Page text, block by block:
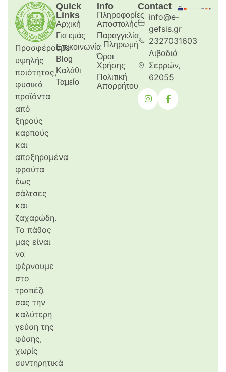
Προσφέρουμε
υψηλής
ποιότητας,
φυσικά
προϊόντα
από
ξηρούς
καρπούς
και
αποξηραμένα
φρούτα
έως
σάλτσες
και
ζαχαρώδη.
Το πάθος
μας είναι
να
φέρνουμε
στο
τραπέζι
σας την
καλύτερη
γεύση της
φύσης,
χωρίς
συντηρητικά
Quick
Links
Αρχική
Για εμάς
Επικοινωνία
Blog
Καλάθι
Ταμείο
Info
Πληροφορίες
Aποστολής
Παραγγελία
– Πληρωμή
Όροι
Χρήσης
Πολιτική
Απορρήτου
Contact
info@e-
gefsis.gr
2327031603
Λιβαδιά
Σερρών,
62055